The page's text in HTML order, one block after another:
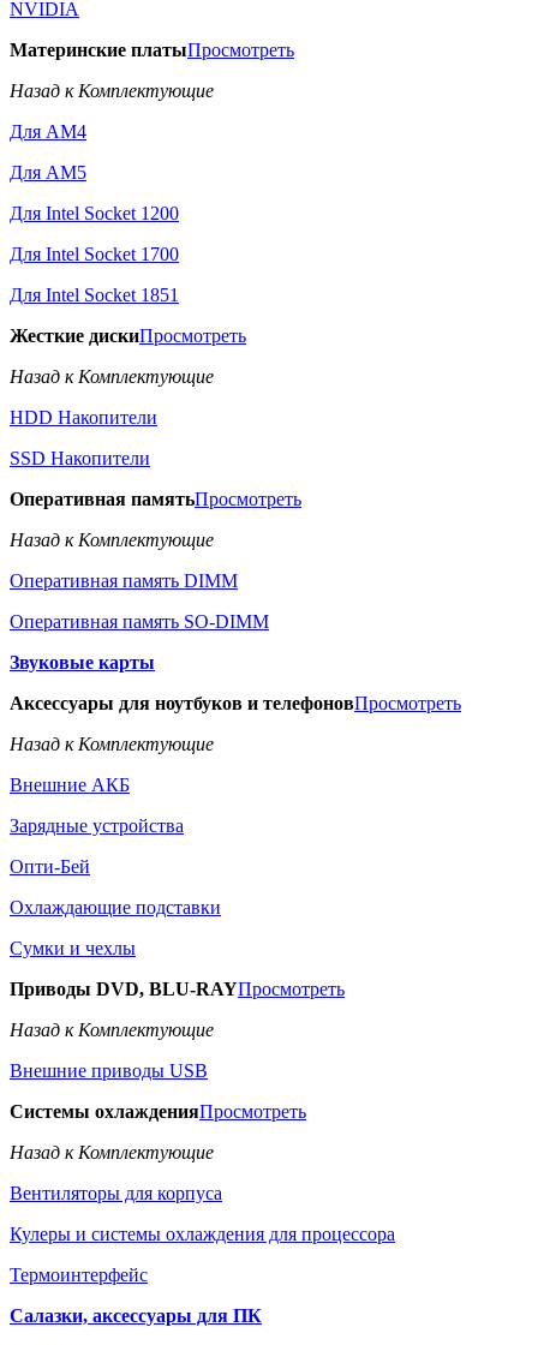
NVIDIA
Материнские платыПросмотреть
Назад к Комплектующие
Для AM4
Для AM5
Для Intel Socket 1200
Для Intel Socket 1700
Для Intel Socket 1851
Жесткие дискиПросмотреть
Назад к Комплектующие
HDD Накопители
SSD Накопители
Оперативная памятьПросмотреть
Назад к Комплектующие
Оперативная память DIMM
Оперативная память SO-DIMM
Звуковые карты
Аксессуары для ноутбуков и телефоновПросмотреть
Назад к Комплектующие
Внешние АКБ
Зарядные устройства
Опти-Бей
Охлаждающие подставки
Сумки и чехлы
Приводы DVD, BLU-RAYПросмотреть
Назад к Комплектующие
Внешние приводы USB
Системы охлажденияПросмотреть
Назад к Комплектующие
Вентиляторы для корпуса
Кулеры и системы охлаждения для процессора
Термоинтерфейс
Салазки, аксессуары для ПК